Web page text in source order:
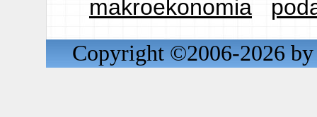
makroekonomia
Copyright ©2006-2026